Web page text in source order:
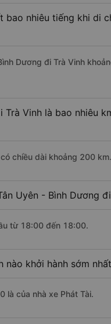
bao nhiêu tiếng khi di
Dương đi Trà Vinh
Vinh là bao nhiêu
chiều dài khoảng 200 km.
Uyên - Bình Dương
từ 18:00 đến 18:00.
nào khởi hành sớm
là của nhà xe Phát Tài.